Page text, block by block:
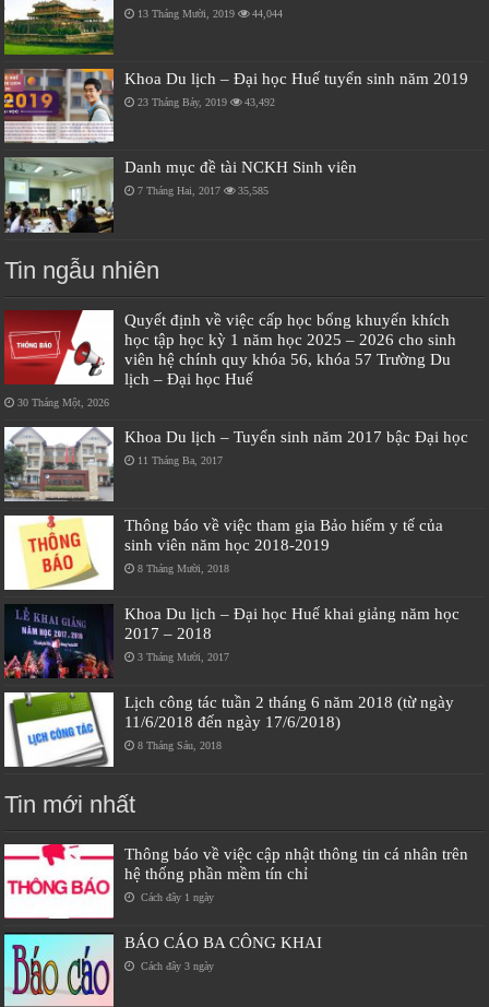
13 Tháng Mười, 2019 44,044
Khoa Du lịch – Đại học Huế tuyển sinh năm 2019
23 Tháng Bảy, 2019 43,492
Danh mục đề tài NCKH Sinh viên
7 Tháng Hai, 2017 35,585
Tin ngẫu nhiên
Quyết định về việc cấp học bổng khuyến khích
học tập học kỳ 1 năm học 2025 – 2026 cho sinh
viên hệ chính quy khóa 56, khóa 57 Trường Du
lịch – Đại học Huế
30 Tháng Một, 2026
Khoa Du lịch – Tuyển sinh năm 2017 bậc Đại học
11 Tháng Ba, 2017
Thông báo về việc tham gia Bảo hiểm y tế của
sinh viên năm học 2018-2019
8 Tháng Mười, 2018
Khoa Du lịch – Đại học Huế khai giảng năm học
2017 – 2018
3 Tháng Mười, 2017
Lịch công tác tuần 2 tháng 6 năm 2018 (từ ngày
11/6/2018 đến ngày 17/6/2018)
8 Tháng Sáu, 2018
Tin mới nhất
Thông báo về việc cập nhật thông tin cá nhân trên
hệ thống phần mềm tín chỉ
Cách đây 1 ngày
BÁO CÁO BA CÔNG KHAI
Cách đây 3 ngày